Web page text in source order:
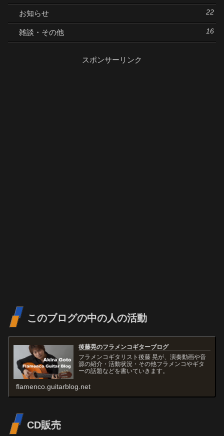
お知らせ 22
雑談・その他 16
スポンサーリンク
このブログの中の人の活動
後藤晃のフラメンコギターブログ
フラメンコギタリスト後藤 晃が、演奏動画や音
源の紹介・活動状況・その他フラメンコやギタ
ーの話題などを書いていきます。
flamenco.guitarblog.net
CD販売